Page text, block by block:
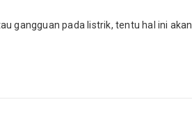
gangguan pada listrik, tentu hal ini akan